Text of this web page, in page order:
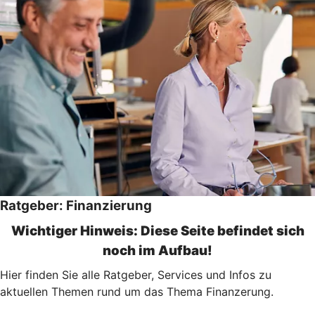
Ratgeber: Finanzierung
Wichtiger Hinweis: Diese Seite befindet sich
noch im Aufbau!
Hier finden Sie alle Ratgeber, Services und Infos zu
aktuellen Themen rund um das Thema Finanzerung.